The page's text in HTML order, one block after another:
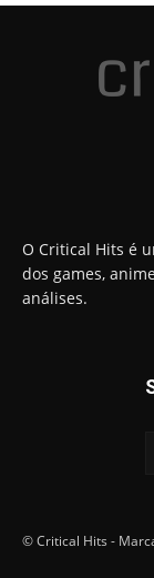
O Critical Hits é
dos games,
análises.
© Critical Hits -